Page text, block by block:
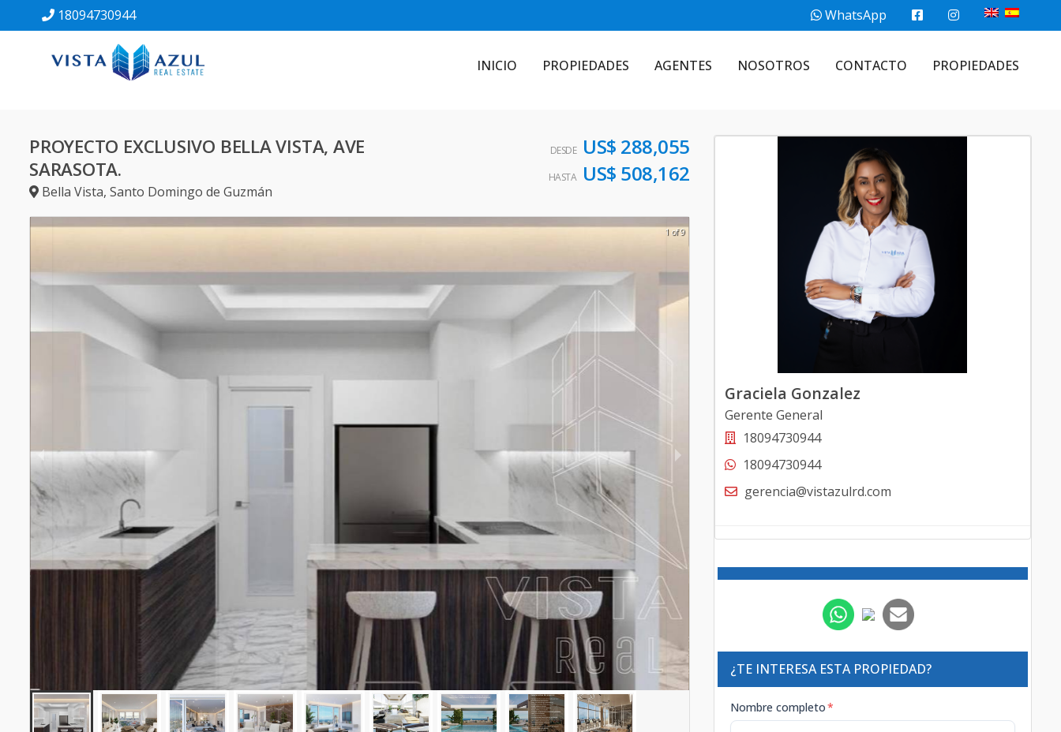
18094730944 WhatsApp
INICIO PROPIEDADES AGENTES NOSOTROS CONTACTO PROPIEDADES
PROYECTO EXCLUSIVO BELLA VISTA, AVE
SARASOTA.
Bella Vista, Santo Domingo de Guzmán
DESDE US$ 288,055
HASTA US$ 508,162
1 of 9
Graciela Gonzalez
Gerente General
18094730944
18094730944
gerencia@vistazulrd.com
¿TE INTERESA ESTA PROPIEDAD?
Nombre completo*